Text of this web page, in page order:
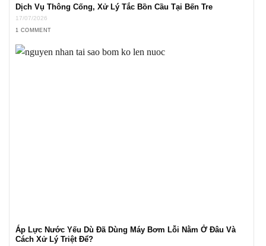
Dịch Vụ Thông Cống, Xử Lý Tắc Bồn Cầu Tại Bến Tre
17/07/2026
1 COMMENT
Áp Lực Nước Yếu Dù Đã Dùng Máy Bơm Lỗi Nằm Ở Đâu Và
Cách Xử Lý Triệt Để?